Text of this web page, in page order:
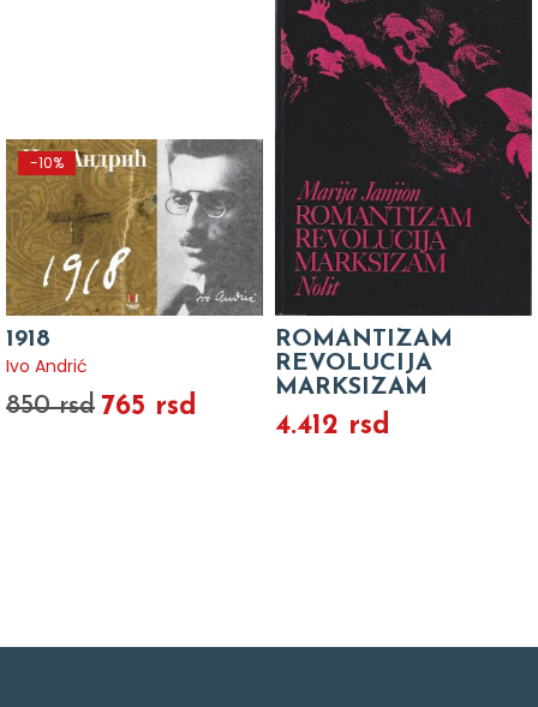
-10%
1918
Ivo Andrić
850 rsd 765 rsd
ROMANTIZAM
REVOLUCIJA
MARKSIZAM
4.412 rsd